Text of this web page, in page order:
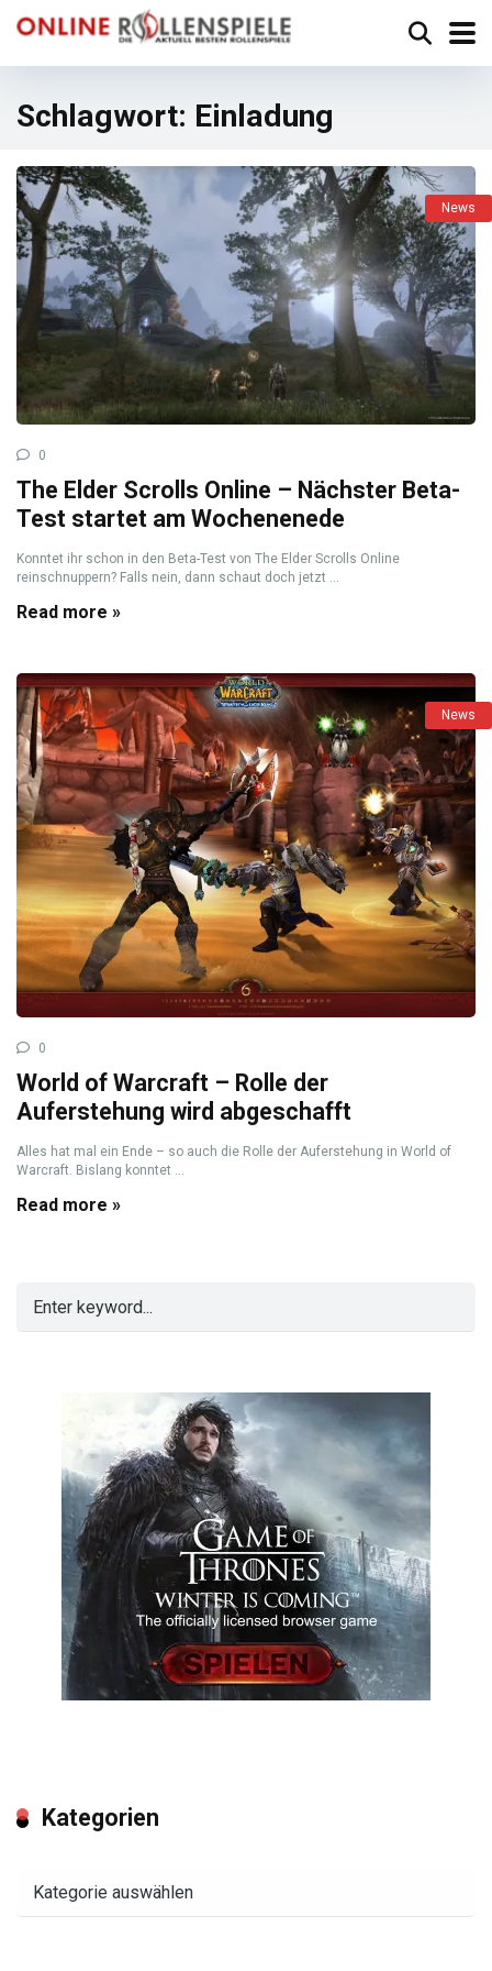
Schlagwort: Einladung
News
0
The Elder Scrolls Online – Nächster Beta-
Test startet am Wochenenede
Konntet ihr schon in den Beta-Test von The Elder Scrolls Online
reinschnuppern? Falls nein, dann schaut doch jetzt ...
Read more »
News
0
World of Warcraft – Rolle der
Auferstehung wird abgeschafft
Alles hat mal ein Ende – so auch die Rolle der Auferstehung in World of
Warcraft. Bislang konntet ...
Read more »
Kategorien